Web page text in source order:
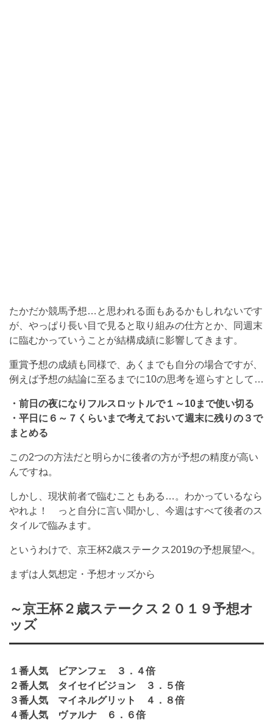
たかだか競馬予想…と思われる面もあるかもしれないです
が、やっぱり長い目で見ると取り組みの仕方とか、同週末
に臨むかっていうことが結構成績に影響してきます。
重賞予想の成績も同様で、あくまでも自分の場合ですが、
例えば予想の結論に至るまでに10の思考を巡らすとして…
・前日の夜になりフルスロットルで１～10まで使い切る
・平日に６～７くらいまで考えておいて週末に残りの３で
まとめる
この2つの方法だと明らかに後者の方が予想の精度が高い
んですね。
しかし、現状前者で臨むこともある…。わかっているなら
やれよ！ っと自分に言い聞かし、今週はすべて後者のス
タイルで臨みます。
というわけで、京王杯2歳ステークス2019の予想展望へ。
まずは人気想定・予想オッズから
～京王杯２歳ステークス２０１９予想オ
ッズ
１番人気 ビアンフェ ３．４倍
２番人気 タイセイビジョン ３．５倍
３番人気 マイネルグリット ４．８倍
４番人気 ヴァルナ ６．６倍